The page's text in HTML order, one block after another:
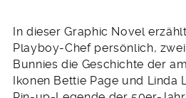
In dieser Graphic Novel
Playboy-Chef persönlich,
Bunnies die Geschichte der
Ikonen Bettie Page und Linda